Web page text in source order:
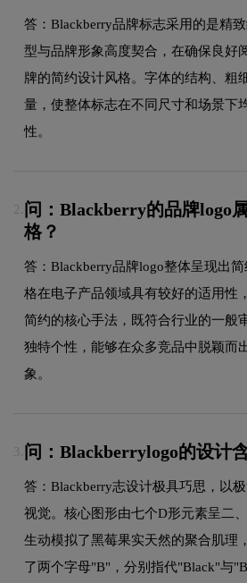
答：Blackberry品牌标志采用的是精
型与品牌形象高度契合，在确保良好
牌的简约设计风格。字体的结构、粗
量，使整体标志在不同尺寸和场景下
性。
2. 问：Blackberry的品牌logo
格？
答：Blackberry品牌logo整体呈现出
格在电子产品领域具有较好的适用性
简约的核心手法，既符合行业的一般
独特个性，能够在众多竞品中脱颖而
象。
3. 问：Blackberrylogo的设计
答：Blackberry志设计极具巧思，以
视觉。核心图形由七个D形元素呈二
生动模拟了黑莓果实天然的聚合肌理
了两个字母"B"，分别指代"Black"与